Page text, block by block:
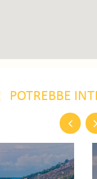
POTREBBE